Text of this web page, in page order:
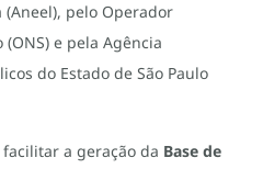
pelo Operador
e pela Agência
do Estado de São Paulo
a geração da Base de